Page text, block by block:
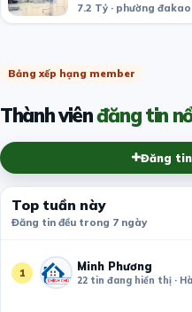
Bảng xếp hạng member
Thành viênđăng tin
Đăng tin
Top tuần này
Đăng tin đều trong 7 ngày
1 Minh Phương
22 tin đang hiển thị ·